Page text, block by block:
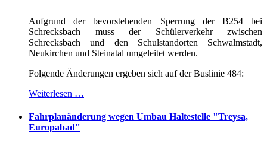
Aufgrund der bevorstehenden Sperrung der B254 bei
Schrecksbach muss der Schülerverkehr zwischen
Schrecksbach und den Schulstandorten Schwalmstadt,
Neukirchen und Steinatal umgeleitet werden.
Folgende Änderungen ergeben sich auf der Buslinie 484:
Weiterlesen …
Fahrplanänderung wegen Umbau Haltestelle "Treysa,
Europabad"